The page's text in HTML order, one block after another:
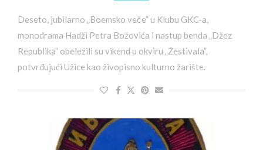
Deseto, jubilarno „Boemsko veče” u Klubu GKC-a,
monodrama Hadži Petra Božovića i nastup benda „Džez
Republika” obeležili su vikend u okviru „Žestivala”,
potvrđujući Užice kao živopisno kulturno žarište.